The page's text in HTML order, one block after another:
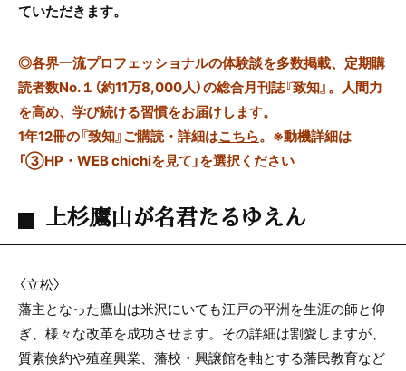
ていただきます。
◎各界一流プロフェッショナルの体験談を多数掲載、定期購
読者数No.１（約11万8,000人）の総合月刊誌『致知』。人間力
を高め、学び続ける習慣をお届けします。
1年12冊の『致知』ご購読・詳細はこちら。 ※動機詳細は
「③HP・WEB chichiを見て」を選択ください
上杉鷹山が名君たるゆえん
〈立松〉
藩主となった鷹山は米沢にいても江戸の平洲を生涯の師と仰
ぎ、様々な改革を成功させます。その詳細は割愛しますが、
質素倹約や殖産興業、藩校・興譲館を軸とする藩民教育など